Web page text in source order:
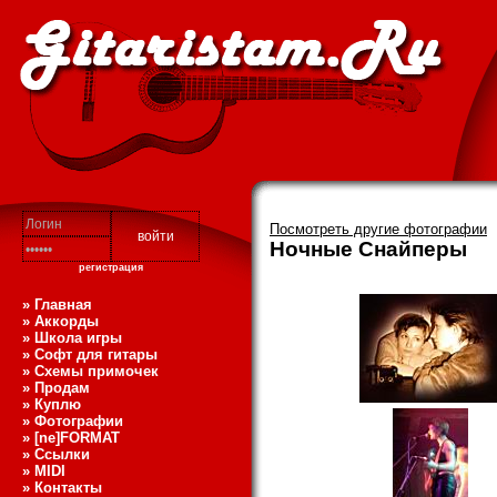
регистрация
Посмотреть другие фотографии
Ночные Снайперы
» Главная
» Аккорды
» Школа игры
» Софт для гитары
» Схемы примочек
» Продам
» Куплю
» Фотографии
» [ne]FORMAT
» Ссылки
» MIDI
» Контакты